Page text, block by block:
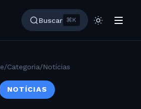
Buscar ⌘K
/Categoria/Notícias
NOTÍCIAS